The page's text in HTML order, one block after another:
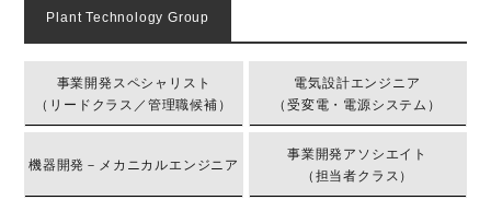
Plant Technology Group
事業開発スペシャリスト
（リードクラス／管理職候補）
電気設計エンジニア
（受変電・電源システム）
機器開発－メカニカルエンジニア
事業開発アソシエイト
（担当者クラス）